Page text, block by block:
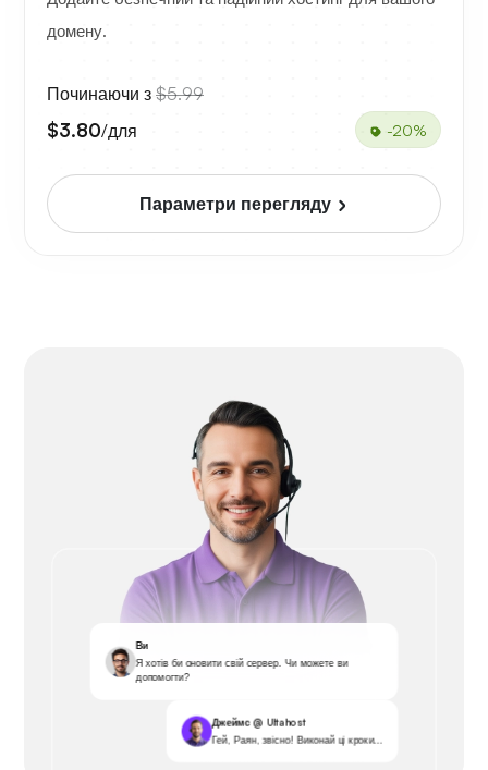
домену.
Починаючи з $5.99
$3.80/для -20%
Параметри перегляду
Ви
Я хотів би оновити свій сервер. Чи можете ви
допомогти?
Джеймс @ Ultahost
Гей, Раян, звісно! Виконай ці кроки...